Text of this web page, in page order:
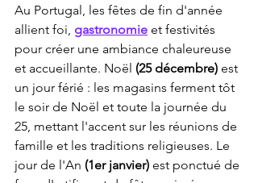
Au Portugal, les fêtes de fin d'année
allient foi, gastronomie et festivités
pour créer une ambiance chaleureuse
et accueillante. Noël (25 décembre) est
un jour férié : les magasins ferment tôt
le soir de Noël et toute la journée du
25, mettant l'accent sur les réunions de
famille et les traditions religieuses. Le
jour de l'An (1er janvier) est ponctué de